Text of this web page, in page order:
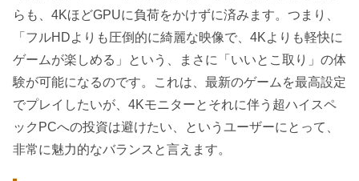
らも、4KほどGPUに負荷をかけずに済みます。つまり、
「フルHDよりも圧倒的に綺麗な映像で、4Kよりも軽快に
ゲームが楽しめる」という、まさに「いいとこ取り」の体
験が可能になるのです。これは、最新のゲームを最高設定
でプレイしたいが、4Kモニターとそれに伴う超ハイスペ
ックPCへの投資は避けたい、というユーザーにとって、
非常に魅力的なバランスと言えます。